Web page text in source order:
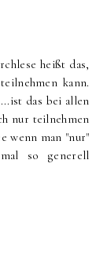
heißt das,
kann.
das bei allen
nur teilnehmen
wenn man "nur"
so generell